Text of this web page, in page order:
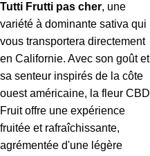
Tutti Frutti pas cher, une
variété à dominante sativa qui
vous transportera directement
en Californie. Avec son goût et
sa senteur inspirés de la côte
ouest américaine, la fleur CBD
Fruit offre une expérience
fruitée et rafraîchissante,
agrémentée d'une légère